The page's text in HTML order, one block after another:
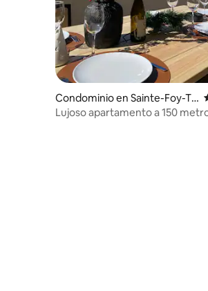
Condominio en Sainte-Foy-Ta
rentaise
Lujoso apartamento a 150